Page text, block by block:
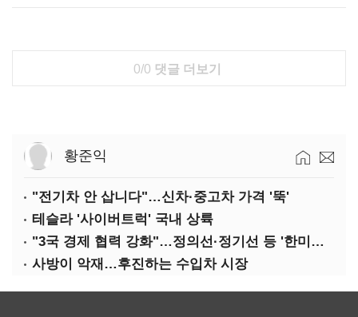
0/0 댓글 더보기
황준익
"전기차 안 삽니다"…신차·중고차 가격 '뚝'
테슬라 '사이버트럭' 국내 상륙
"3국 경제 협력 강화"…정의선·정기선 등 '한미일 경제대화' 참석
사방이 악재…후진하는 수입차 시장